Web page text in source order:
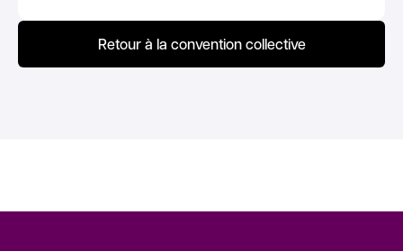
Retour à la convention collective